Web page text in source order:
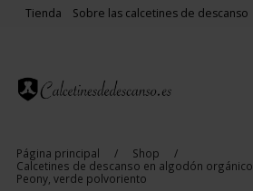
Tienda Sobre las calcetines de descanso
Página principal / Shop
/
Calcetines de descanso en algodón orgánico,
Peony, verde polvoriento